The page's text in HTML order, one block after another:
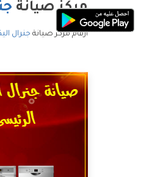
مركز صيانة
ارقام مركز صيانة جنرال